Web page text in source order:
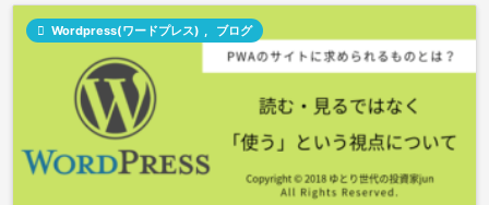
 Wordpress(ワードプレス) ブログ